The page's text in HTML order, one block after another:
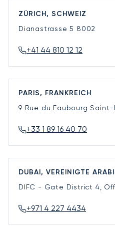
ZÜRICH, SCHWEIZ
Dianastrasse 5 8002
+41 44 810 12 12
PARIS, FRANKREICH
9 Rue du Faubourg Saint-
+33 1 89 16 40 70
DUBAI, VEREINIGTE
DIFC - Gate District 4,
+971 4 227 4434